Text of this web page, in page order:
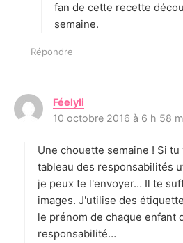
fan de cette recette
semaine.
Répondre
Féelyli
i
:
10 octobre 2016 à 6 h 58
Une chouette semaine ! Si
tableau des responsabilités
je peux te l'envoyer… Il te
images. J'utilise des
le prénom de chaque enfant
responsabilité…